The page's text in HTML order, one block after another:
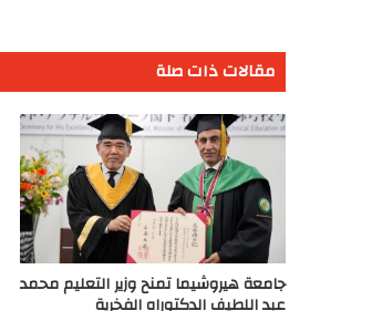
مقالات ذات صلة
جامعة هيروشيما تمنح وزير التعليم محمد